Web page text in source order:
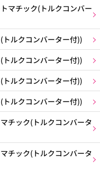
マチック(トルクコンバー
ルクコンバーター付))
ルクコンバーター付))
トルクコンバーター付))
トルクコンバーター付))
チック(トルクコンバータ
チック(トルクコンバータ